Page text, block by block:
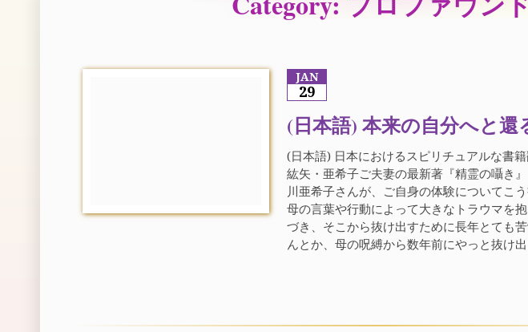
JAN
29
(日本語) 本来の自分へと還
(日本語) 日本におけるスピリチュアルな書
紘矢・亜希子ご夫妻の最新著『精霊の囁き
川亜希子さんが、ご自身の体験についてこ
母の言葉や行動によって大きなトラウマを
づき、そこから抜け出すために長年とても
んとか、母の呪縛から数年前にやっと抜け